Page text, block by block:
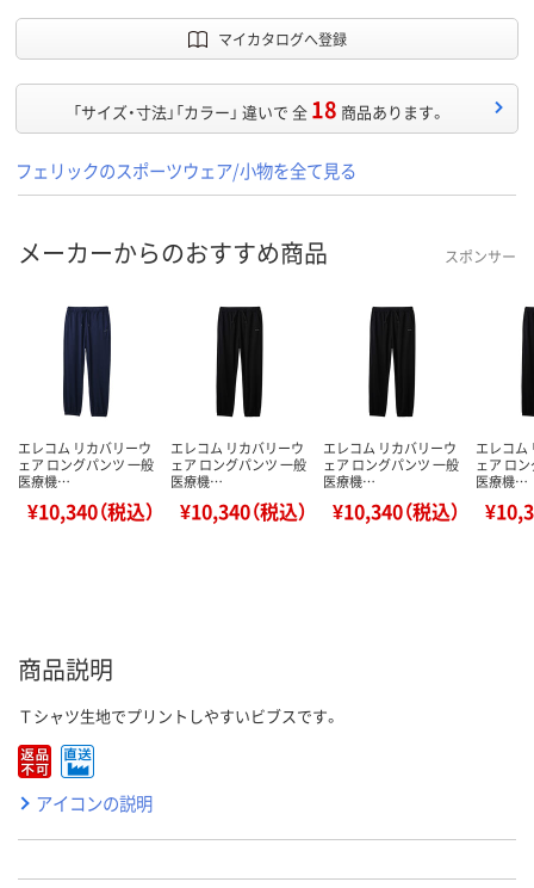
マイカタログへ登録
「サイズ・寸法」「カラー」 違いで 全 18 商品あります。
フェリックのスポーツウェア/小物を全て見る
メーカーからのおすすめ商品 スポンサー
エレコム リカバリーウ
ェア ロングパンツ 一般
医療機…
¥10,340（税込）
エレコム リカバリーウ
ェア ロングパンツ 一般
医療機…
¥10,340（税込）
エレコム リカバリーウ
ェア ロングパンツ 一般
医療機…
¥10,340（税込）
エレコム
ェア ロ
医療機…
商品説明
Ｔシャツ生地でプリントしやすいビブスです。
アイコンの説明